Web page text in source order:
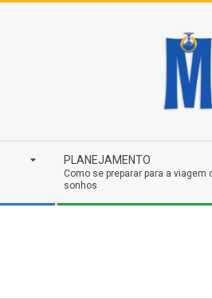
PLANEJAMENTO
Como se preparar para a viagem
sonhos